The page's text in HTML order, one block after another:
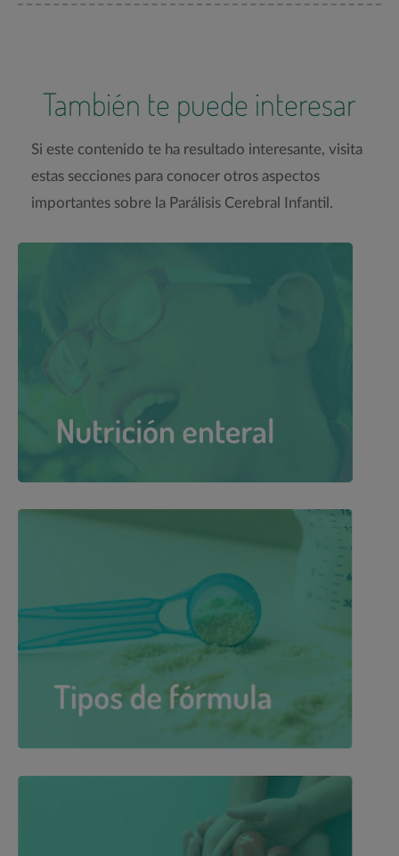
También te puede interesar
Si este contenido te ha resultado interesante, visita
estas secciones para conocer otros aspectos
importantes sobre la Parálisis Cerebral Infantil.